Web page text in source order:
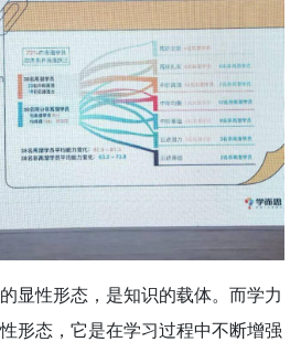
显性形态，是知识的载体。而学力
形态，它是在学习过程中不断增强